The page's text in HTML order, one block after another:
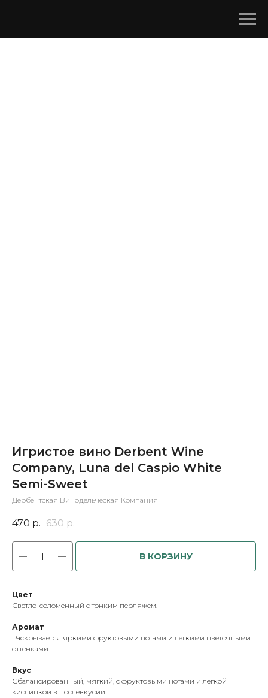
Игристое вино Derbent Wine
Company, Luna del Caspio White
Semi-Sweet
Дербентская Винодельческая Компания
470 р. 630 р.
В КОРЗИНУ
Цвет
Светло-соломенный с тонким перляжем.
Аромат
Раскрывается яркими фруктовыми нотами и легкими цветочными
оттенками.
Вкус
Сбалансированный, мягкий, с фруктовыми нотами и легкой
кислинкой в послевкусии.